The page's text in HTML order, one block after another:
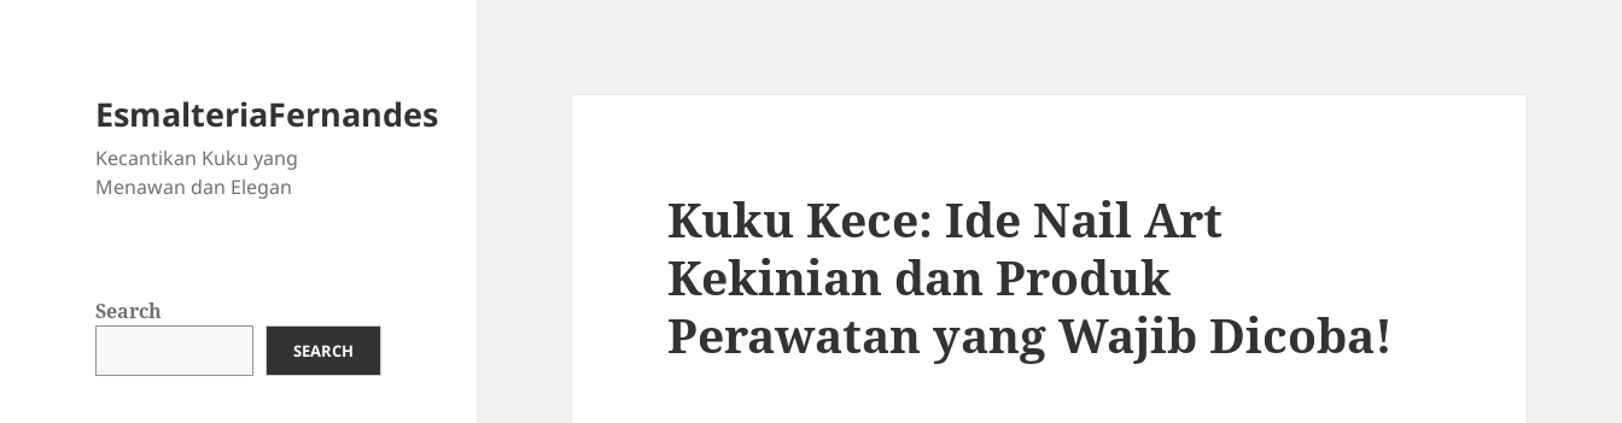
EsmalteriaFernandes
Kecantikan Kuku yang
Menawan dan Elegan
Search
SEARCH
Kuku Kece: Ide Nail Art
Kekinian dan Produk
Perawatan yang Wajib Dicoba!